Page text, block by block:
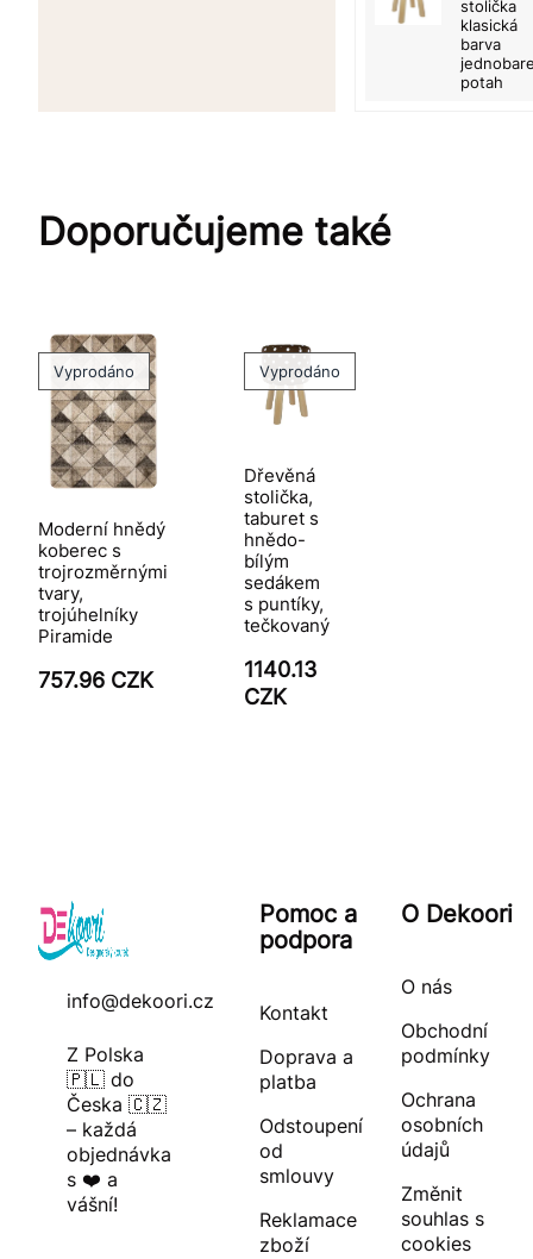
stolička
klasická
barva
potah
Doporučujeme také
Vyprodáno
Moderní hnědý
koberec s
trojrozměrnými
tvary,
trojúhelníky
Piramide
757.96 CZK
Vyprodáno
Dřevěná
stolička,
taburet s
hnědo-
bílým
sedákem
s puntíky,
tečkovaný
1140.13
CZK
info@dekoori.cz
Z Polska
🇵🇱 do
Česka 🇨🇿
– každá
objednávka
s ❤️ a
vášní!
Pomoc a
podpora
Kontakt
Doprava a
platba
Odstoupení
od
smlouvy
Reklamace
zboží
O Dekoori
O nás
Obchodní
podmínky
Ochrana
osobních
údajů
Změnit
souhlas s
cookies